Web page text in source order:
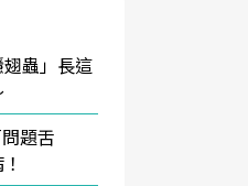
蟲」長這
題舌